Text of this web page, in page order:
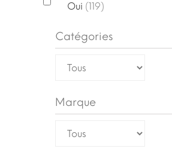
Oui (119)
Catégories
Marque